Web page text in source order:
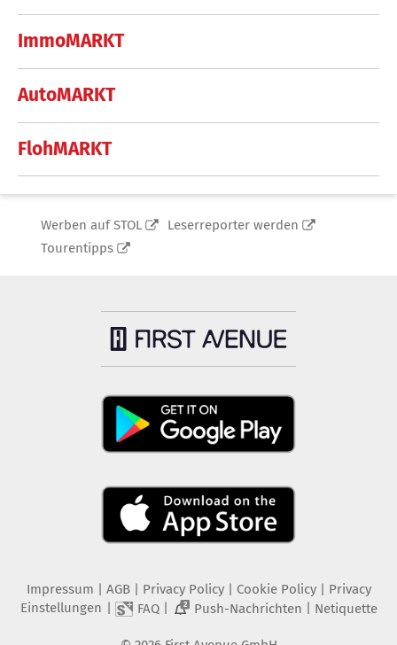
ImmoMARKT
AutoMARKT
FlohMARKT
Werben auf STOL
Leserreporter werden
Tourentipps
Impressum AGB Privacy Policy| Cookie Policy| Privacy
Einstellungen
FAQ| 2 Push-Nachrichten Netiquette